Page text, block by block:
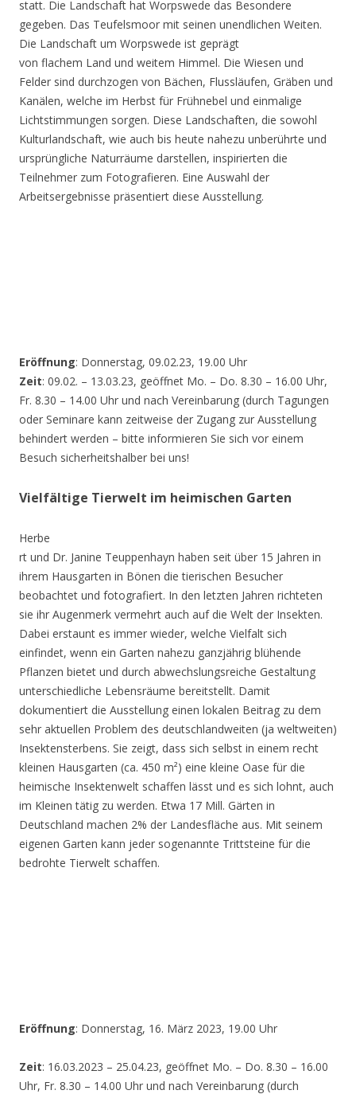
statt. Die Landschaft hat Worpswede das Besondere
gegeben. Das Teufelsmoor mit seinen unendlichen Weiten.
Die Landschaft um Worpswede ist geprägt
von flachem Land und weitem Himmel. Die Wiesen und
Felder sind durchzogen von Bächen, Flussläufen, Gräben und
Kanälen, welche im Herbst für Frühnebel und einmalige
Lichtstimmungen sorgen. Diese Landschaften, die sowohl
Kulturlandschaft, wie auch bis heute nahezu unberührte und
ursprüngliche Naturräume darstellen, inspirierten die
Teilnehmer zum Fotografieren. Eine Auswahl der
Arbeitsergebnisse präsentiert diese Ausstellung.
Eröffnung: Donnerstag, 09.02.23, 19.00 Uhr
Zeit: 09.02. – 13.03.23, geöffnet Mo. – Do. 8.30 – 16.00 Uhr,
Fr. 8.30 – 14.00 Uhr und nach Vereinbarung (durch Tagungen
oder Seminare kann zeitweise der Zugang zur Ausstellung
behindert werden – bitte informieren Sie sich vor einem
Besuch sicherheitshalber bei uns!
Vielfältige Tierwelt im heimischen Garten
Herbe
rt und Dr. Janine Teuppenhayn haben seit über 15 Jahren in
ihrem Hausgarten in Bönen die tierischen Besucher
beobachtet und fotografiert. In den letzten Jahren richteten
sie ihr Augenmerk vermehrt auch auf die Welt der Insekten.
Dabei erstaunt es immer wieder, welche Vielfalt sich
einfindet, wenn ein Garten nahezu ganzjährig blühende
Pflanzen bietet und durch abwechslungsreiche Gestaltung
unterschiedliche Lebensräume bereitstellt. Damit
dokumentiert die Ausstellung einen lokalen Beitrag zu dem
sehr aktuellen Problem des deutschlandweiten (ja weltweiten)
Insektensterbens. Sie zeigt, dass sich selbst in einem recht
kleinen Hausgarten (ca. 450 m²) eine kleine Oase für die
heimische Insektenwelt schaffen lässt und es sich lohnt, auch
im Kleinen tätig zu werden. Etwa 17 Mill. Gärten in
Deutschland machen 2% der Landesfläche aus. Mit seinem
eigenen Garten kann jeder sogenannte Trittsteine für die
bedrohte Tierwelt schaffen.
Eröffnung: Donnerstag, 16. März 2023, 19.00 Uhr
Zeit: 16.03.2023 – 25.04.23, geöffnet Mo. – Do. 8.30 – 16.00
Uhr, Fr. 8.30 – 14.00 Uhr und nach Vereinbarung (durch